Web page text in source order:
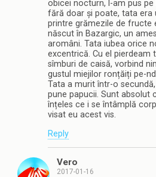
obicei nocturn, l-am pus pe
fără doar și poate, tata era
printre grămezile de fructe
născut în Bazargic, un
aromâni. Tata iubea orice
excentrică. Cu el pierdeam
sîmburi de caisă, vorbind
gustul miejilor ronțăiți pe-
Tata a murit într-o
pune papucii. Sunt absolut
înțeles ce i se întâmplă
visat eu acest vis.
Reply
Vero
2017-01-16